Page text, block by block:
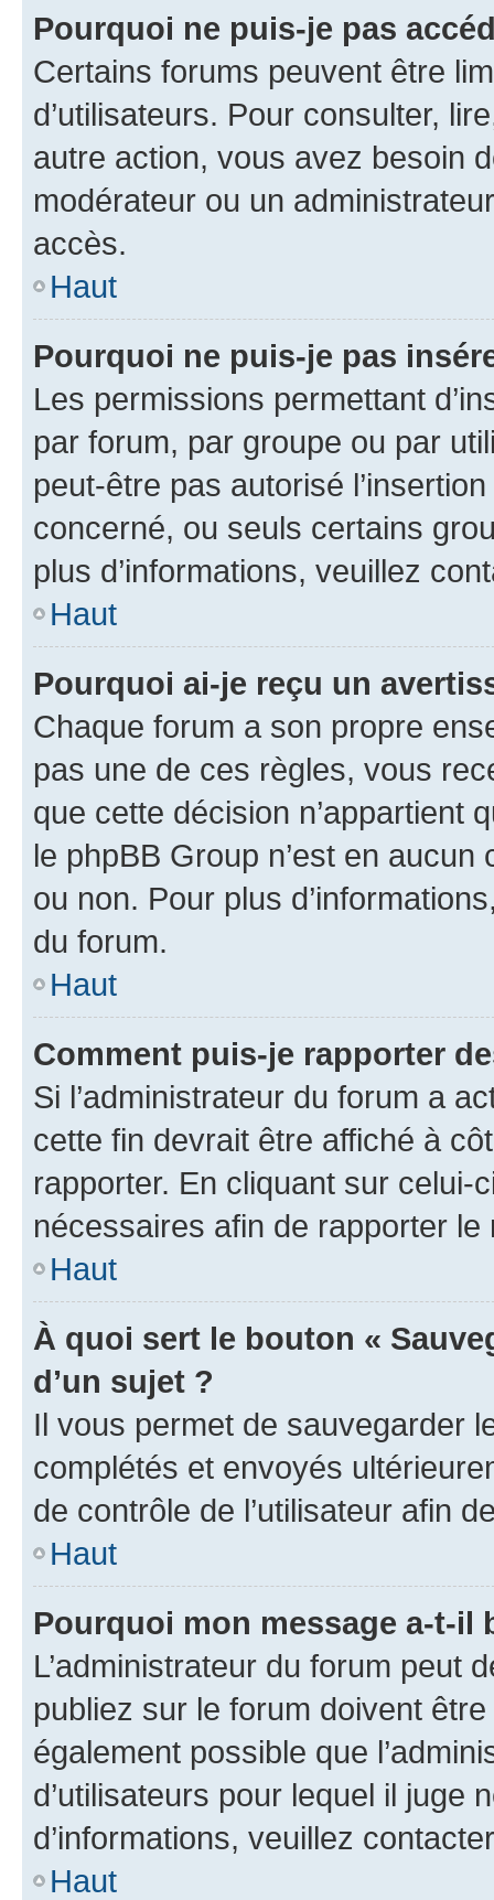
Pourquoi ne puis-je pas
Certains forums peuvent être
d’utilisateurs. Pour consulter,
autre action, vous avez besoin
modérateur ou un
accès.
Haut
Pourquoi ne puis-je pas
Les permissions permettant
par forum, par groupe ou par
peut-être pas autorisé
concerné, ou seuls certains
plus d’informations, veuillez
Haut
Pourquoi ai-je reçu un
Chaque forum a son propre
pas une de ces règles, vous
que cette décision n’appartient
le phpBB Group n’est en
ou non. Pour plus
du forum.
Haut
Comment puis-je rapporter
Si l’administrateur du forum a
cette fin devrait être affiché à
rapporter. En cliquant sur
nécessaires afin de rapporter le
Haut
À quoi sert le bouton «
d’un sujet ?
Il vous permet de sauvegarder
complétés et envoyés
de contrôle de l’utilisateur afin
Haut
Pourquoi mon message a-t-il
L’administrateur du forum peut
publiez sur le forum doivent
également possible que
d’utilisateurs pour lequel il juge
d’informations, veuillez
Haut